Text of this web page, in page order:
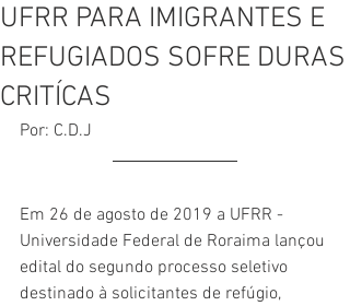
UFRR PARA IMIGRANTES E
REFUGIADOS SOFRE DURAS
CRITÍCAS
Por: C.D.J
Em 26 de agosto de 2019 a UFRR -
Universidade Federal de Roraima lançou
edital do segundo processo seletivo
destinado à solicitantes de refúgio,